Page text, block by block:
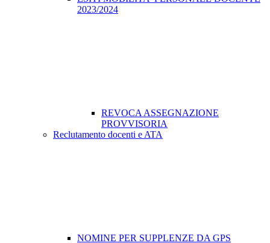
2023/2024
REVOCA ASSEGNAZIONE
PROVVISORIA
Reclutamento docenti e ATA
NOMINE PER SUPPLENZE DA GPS